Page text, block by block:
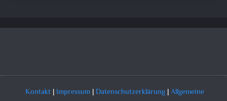
Kontakt| Impressum|Datenschutzerklärung|Allgemeine